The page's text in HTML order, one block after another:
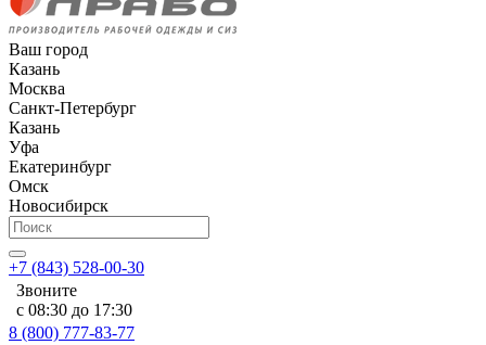
Ваш город
Казань
Москва
Санкт-Петербург
Казань
Уфа
Екатеринбург
Омск
Новосибирск
+7 (843) 528-00-30
Звоните
с 08:30 до 17:30
8 (800) 777-83-77